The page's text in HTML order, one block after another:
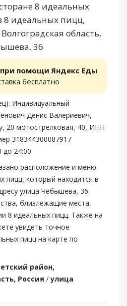
8 идеальных
8 идеальных пицц,
область,
36
при помощи Яндекс Еды
бесплатно
Индивидуальный
Денис Валериевич,
20 мотострелковая, 40, ИНН
318344300087917
до 24:00
расположение и меню
пицц, который находится в
улица Чебышева, 36.
близлежащие места,
8 идеальных пицц. Также на
увидеть точное
пицц на карте по
район,
Россия /улица